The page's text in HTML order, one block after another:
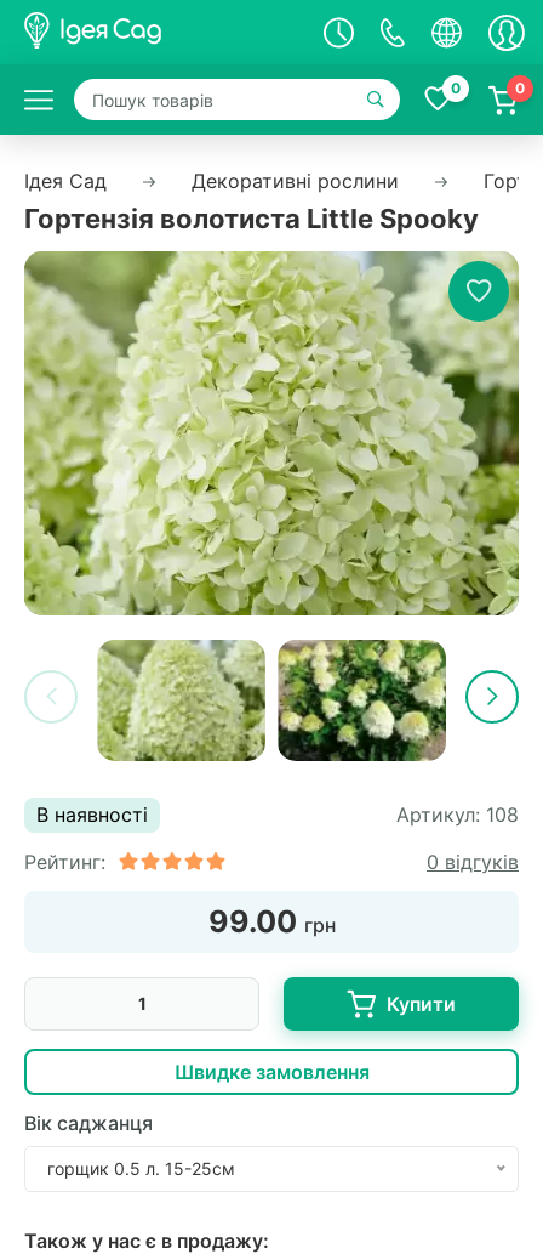
0 0
Ідея Сад Декоративні рослини
Гортензія волотиста Little Spoоky
В наявності Артикул: 108
Рейтинг:
0 відгуків
99.00 грн
Купити
Швидке замовлення
Вік саджанця
горщик 0.5 л. 15-25см
Також у нас є в продажу: